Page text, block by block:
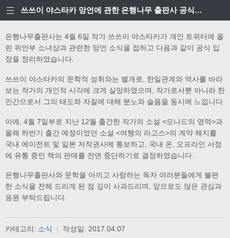
쓰쓰이 야스타카 망언에 관한 은행나무 출판사 공식입장
은행나무출판사는 4월 6일 작가 쓰쓰이 야스타카가 개인 트위터에 올
린 위안부 소녀상과 관련한 망언 소식을 접하고 다음과 같이 공식 입
장을 정리하였습니다.
쓰쓰이 야스타카의 문학적 성취와는 별개로, 한일관계와 역사를 바라
보는 작가의 개인적 시각에 크게 실망하였으며, 작가로서뿐 아니라 한
인간으로서 그의 태도와 자질에 대해 분노와 슬픔을 동시에 느낍니다.
이에, 4월 7일부로 지난 12월 출간한 작가의 소설 <모나드의 영역>과
올해 하반기 출간 예정이었던 소설 <여행의 라고스>의 계약 해지를
국내 에이전트 및 일본 저작권사에 통보하고, 국내 온, 오프라인 서점
에 유통 중인 책의 판매를 전면 중단하기로 결정하였습니다.
은행나무출판사와 문학을 아끼고 사랑하는 독자 여러분들에게 불편
한 소식을 전해 드리게 된 점 깊이 사과드리며, 앞으로도 많은 관심과
응원 부탁드립니다.
카테고리: 소식 | 작성일: 2017.04.07